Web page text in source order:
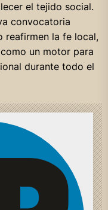
el tejido social.
convocatoria
reafirmen la fe local,
un motor para
durante todo el